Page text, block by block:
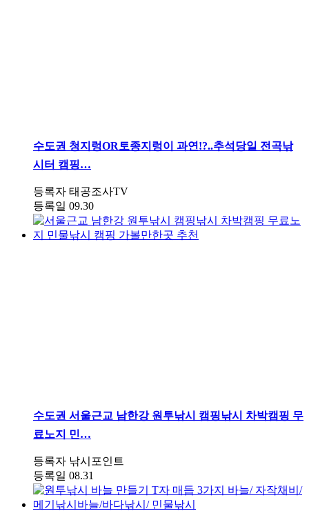
수도권 청지렁OR토종지렁이 과연!?..추석당일 전곡낚
시터 캠핑…
등록자 태공조사TV
등록일 09.30
수도권 서울근교 남한강 원투낚시 캠핑낚시 차박캠핑 무
료노지 민…
등록자 낚시포인트
등록일 08.31